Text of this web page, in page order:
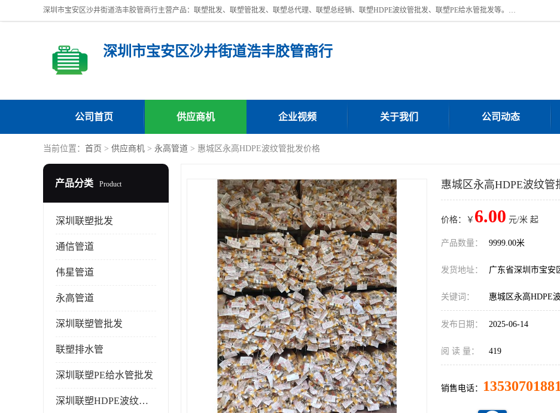
深圳市宝安区沙井街道浩丰胶管商行主营产品：联塑批发、联塑管批发、联塑总代理、联塑总经销、联塑HDPE波纹管批发、联塑PE给水管批发等。凭借服务以及多年的勤奋拼搏，发展成为一家销售各种管材管件，绝缘电工套管及配件等系列产品的贸易公司。公司秉承“顾客至上，锐意进取”的经营理念，坚持“客户至上”原则为广大客户提供的服务。欢迎惠顾！
深圳市宝安区沙井街道浩丰胶管商行
公司首页 供应商机 企业视频 关于我们 公司动态
当前位置： 首页 > 供应商机 > 永高管道 > 惠城区永高HDPE波纹管批发价格
产品分类 Product
深圳联塑批发
通信管道
伟星管道
永高管道
深圳联塑管批发
联塑排水管
深圳联塑PE给水管批发
深圳联塑HDPE波纹管批发
惠城区永高HDPE波纹管
价格：￥ 6.00 元/米 起
产品数量： 9999.00米
发货地址： 广东省深圳市宝安
关键词： 惠城区永高HDPE
发布日期： 2025-06-14
阅 读 量： 419
销售电话： 13530701881